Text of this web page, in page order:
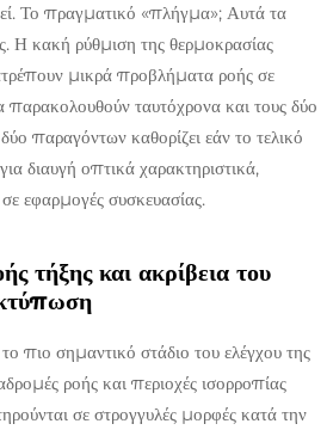
Το πραγματικό «πλήγμα»; Αυτά τα
Η κακή ρύθμιση της θερμοκρασίας
μικρά προβλήματα ροής σε
ταυτόχρονα και τους δύο
παραγόντων καθορίζει εάν το τελικό
διαυγή οπτικά χαρακτηριστικά,
εφαρμογές συσκευασίας.
τήξης και ακρίβεια του
πιο σημαντικό στάδιο του ελέγχου της
ροής και περιοχές ισορροπίας
σε στρογγυλές μορφές κατά την